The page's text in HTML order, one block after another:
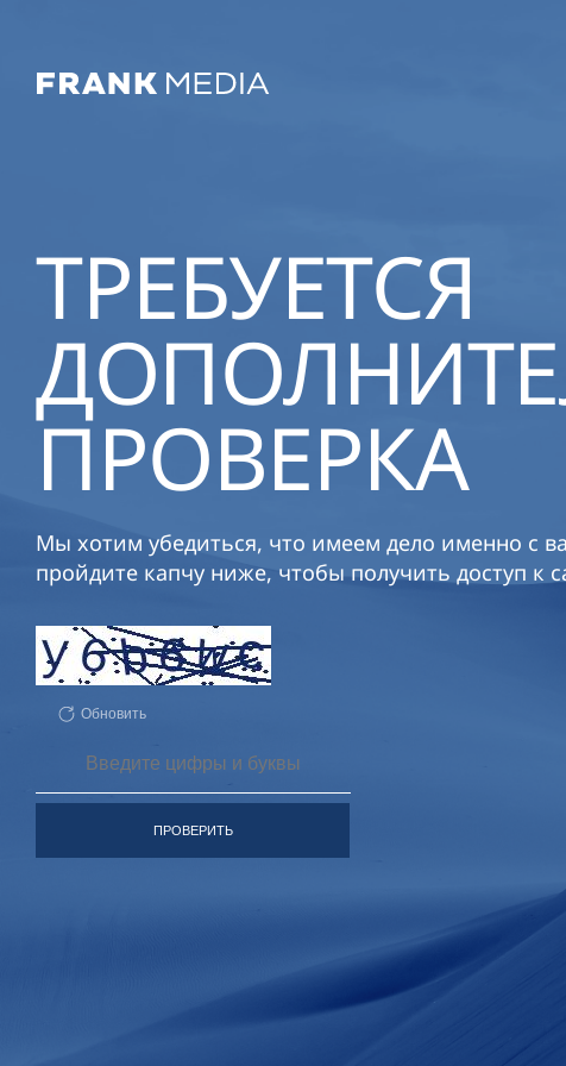
ТРЕБУЕТСЯ
ПРОВЕРКА
Мы хотим убедиться, что имеем дело именно с
пройдите капчу ниже, чтобы получить доступ к
Обновить
ПРОВЕРИТЬ